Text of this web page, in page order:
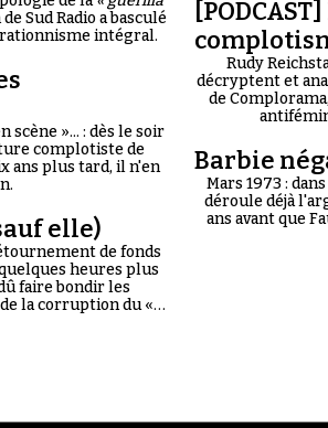
Sud Radio a basculé
intégral.
scène »... : dès le soir
complotiste de
ans plus tard, il n'en
elle)
de fonds
heures plus
faire bondir les
la corruption du «
Rudy
décryptent et
de
Barbie
Mars 1973 : dans
déroule déjà
ans avant que